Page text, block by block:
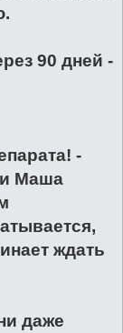
90 дней -
-
и Маша
ждать
даже